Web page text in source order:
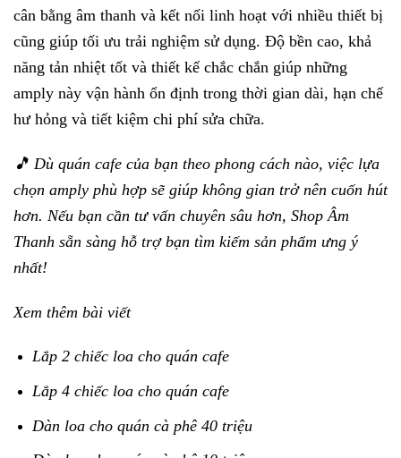
cân bằng âm thanh và kết nối linh hoạt với nhiều thiết bị
cũng giúp tối ưu trải nghiệm sử dụng. Độ bền cao, khả
năng tản nhiệt tốt và thiết kế chắc chắn giúp những
amply này vận hành ổn định trong thời gian dài, hạn chế
hư hỏng và tiết kiệm chi phí sửa chữa.
🎵 Dù quán cafe của bạn theo phong cách nào, việc lựa
chọn amply phù hợp sẽ giúp không gian trở nên cuốn hút
hơn. Nếu bạn cần tư vấn chuyên sâu hơn, Shop Âm
Thanh sẵn sàng hỗ trợ bạn tìm kiếm sản phẩm ưng ý
nhất!
Xem thêm bài viết
Lắp 2 chiếc loa cho quán cafe
Lắp 4 chiếc loa cho quán cafe
Dàn loa cho quán cà phê 40 triệu